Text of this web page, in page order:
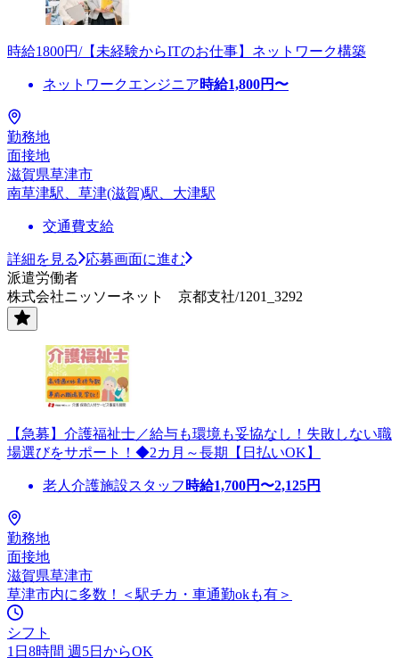
時給1800円/【未経験からITのお仕事】ネットワーク構築
ネットワークエンジニア時給1,800円〜
勤務地
面接地
滋賀県草津市
南草津駅、草津(滋賀)駅、大津駅
交通費支給
詳細を見る
応募画面に進む
派遣労働者
株式会社ニッソーネット 京都支社/1201_3292
【急募】介護福祉士／給与も環境も妥協なし！失敗しない職
場選びをサポート！◆2カ月～長期【日払いOK】
老人介護施設スタッフ 時給1,700円〜2,125円
勤務地
面接地
滋賀県草津市
草津市内に多数！＜駅チカ・車通勤okも有＞
シフト
1日8時間 週5日からOK